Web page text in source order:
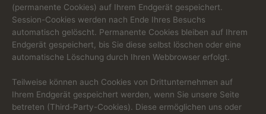
(permanente Cookies) auf Ihrem Endgerät gespeichert.
Session-Cookies werden nach Ende Ihres Besuchs
automatisch gelöscht. Permanente Cookies bleiben auf Ihrem
Endgerät gespeichert, bis Sie diese selbst löschen oder eine
automatische Löschung durch Ihren Webbrowser erfolgt.
Teilweise können auch Cookies von Drittunternehmen auf
Ihrem Endgerät gespeichert werden, wenn Sie unsere Seite
betreten (Third-Party-Cookies). Diese ermöglichen uns oder